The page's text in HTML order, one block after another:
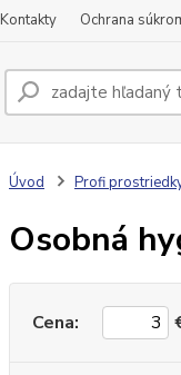
Kontakty Ochrana
Úvod Profi
Osobná
Cena: